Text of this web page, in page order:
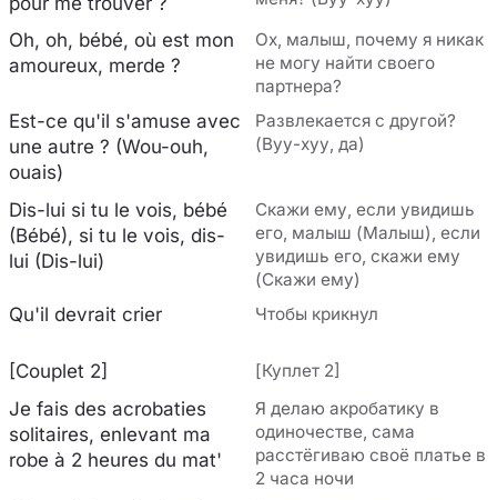
Oh, oh, bébé, où est mon
amoureux, merde ?
Ох, малыш, почему я никак
не могу найти своего
партнера?
Est-ce qu'il s'amuse avec
une autre ? (Wou-ouh,
ouais)
Развлекается с другой?
(Вуу-хуу, да)
Dis-lui si tu le vois, bébé
(Bébé), si tu le vois, dis-
lui (Dis-lui)
Скажи ему, если увидишь
его, малыш (Малыш), если
увидишь его, скажи ему
(Скажи ему)
Qu'il devrait crier Чтобы крикнул
[Couplet 2] [Куплет 2]
Je fais des acrobaties
solitaires, enlevant ma
robe à 2 heures du mat'
Я делаю акробатику в
одиночестве, сама
расстёгиваю своё платье в
2 часа ночи